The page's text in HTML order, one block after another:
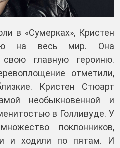
в «Сумерках», Кристен
на весь мир. Она
главную героиню.
отметили,
Кристен Стюарт
необыкновенной и
в Голливуде. У
поклонников,
и ходили по пятам. И